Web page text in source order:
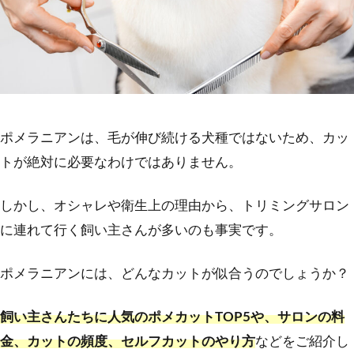
ポメラニアンは、毛が伸び続ける犬種ではないため、カッ
トが絶対に必要なわけではありません。
しかし、オシャレや衛生上の理由から、トリミングサロン
に連れて行く飼い主さんが多いのも事実です。
ポメラニアンには、どんなカットが似合うのでしょうか？
飼い主さんたちに人気のポメカットTOP5や、サロンの料
金、カットの頻度、セルフカットのやり方などをご紹介し